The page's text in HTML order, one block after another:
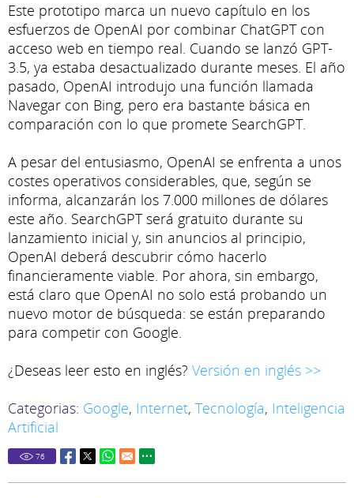
Este prototipo marca un nuevo capítulo en los
esfuerzos de OpenAI por combinar ChatGPT con
acceso web en tiempo real. Cuando se lanzó GPT-
3.5, ya estaba desactualizado durante meses. El año
pasado, OpenAI introdujo una función llamada
Navegar con Bing, pero era bastante básica en
comparación con lo que promete SearchGPT.
A pesar del entusiasmo, OpenAI se enfrenta a unos
costes operativos considerables, que, según se
informa, alcanzarán los 7.000 millones de dólares
este año. SearchGPT será gratuito durante su
lanzamiento inicial y, sin anuncios al principio,
OpenAI deberá descubrir cómo hacerlo
financieramente viable. Por ahora, sin embargo,
está claro que OpenAI no solo está probando un
nuevo motor de búsqueda: se están preparando
para competir con Google.
¿Deseas leer esto en inglés? Versión en inglés >>
Categorias: Google, Internet, Tecnología, Inteligencia
Artificial
76